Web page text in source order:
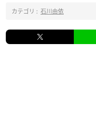
カテゴリ : 石川由依